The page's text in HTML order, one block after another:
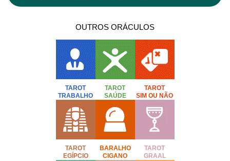
OUTROS ORÁCULOS
TAROT
TRABALHO
TAROT
SAÚDE
TAROT
SIM OU NÃO
TAROT
EGÍPCIO
BARALHO
CIGANO
TAROT
GRAAL